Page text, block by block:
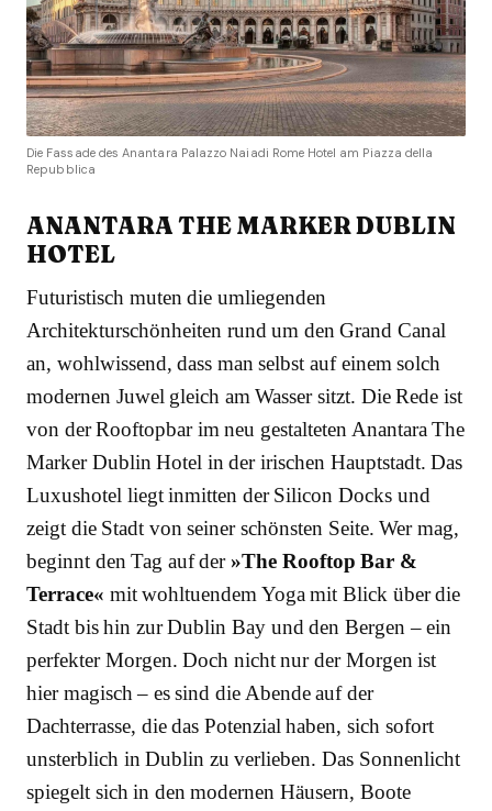
Die Fassade des Anantara Palazzo Naiadi Rome Hotel am Piazza della
Repubblica
ANANTARA THE MARKER DUBLIN
HOTEL
Futuristisch muten die umliegenden
Architekturschönheiten rund um den Grand Canal
an, wohlwissend, dass man selbst auf einem solch
modernen Juwel gleich am Wasser sitzt. Die Rede ist
von der Rooftopbar im neu gestalteten Anantara The
Marker Dublin Hotel in der irischen Hauptstadt. Das
Luxushotel liegt inmitten der Silicon Docks und
zeigt die Stadt von seiner schönsten Seite. Wer mag,
beginnt den Tag auf der »The Rooftop Bar &
Terrace« mit wohltuendem Yoga mit Blick über die
Stadt bis hin zur Dublin Bay und den Bergen – ein
perfekter Morgen. Doch nicht nur der Morgen ist
hier magisch – es sind die Abende auf der
Dachterrasse, die das Potenzial haben, sich sofort
unsterblich in Dublin zu verlieben. Das Sonnenlicht
spiegelt sich in den modernen Häusern, Boote